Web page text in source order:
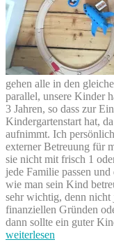
gehen alle in den
parallel, unsere Kinder
3 Jahren, so dass zur
Kindergartenstart hat,
aufnimmt. Ich
externer Betreuung für
sie nicht mit frisch 1
jede Familie passen
wie man sein Kind
sehr wichtig, denn nicht
finanziellen Gründen
dann sollte ein guter
weiterlesen